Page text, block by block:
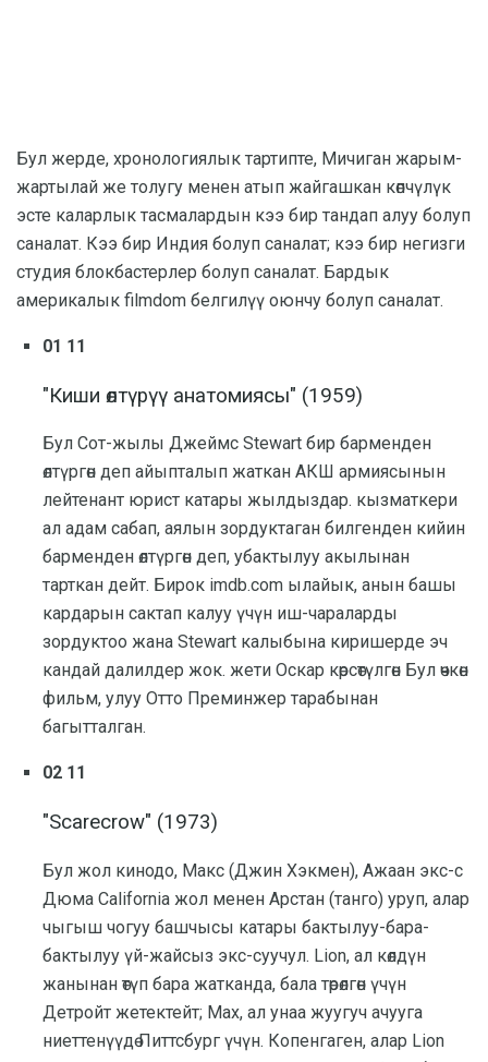
Бул жерде, хронологиялык тартипте, Мичиган жарым-
жартылай же толугу менен атып жайгашкан көпчүлүк
эсте каларлык тасмалардын кээ бир тандап алуу болуп
саналат. Кээ бир Индия болуп саналат; кээ бир негизги
студия блокбастерлер болуп саналат. Бардык
америкалык filmdom белгилүү оюнчу болуп саналат.
01 11
"Киши өлтүрүү анатомиясы" (1959)
Бул Сот-жылы Джеймс Stewart бир барменден
өлтүргөн деп айыпталып жаткан АКШ армиясынын
лейтенант юрист катары жылдыздар. кызматкери
ал адам сабап, аялын зордуктаган билгенден кийин
барменден өлтүргөн деп, убактылуу акылынан
тарткан дейт. Бирок imdb.com ылайык, анын башы
кардарын сактап калуу үчүн иш-чараларды
зордуктоо жана Stewart калыбына киришерде эч
кандай далилдер жок. жети Оскар көрсөтүлгөн Бул өчкөн
фильм, улуу Отто Преминжер тарабынан
багытталган.
02 11
"Scarecrow" (1973)
Бул жол кинодо, Макс (Джин Хэкмен), Ажаан экс-с
Дюма California жол менен Арстан (танго) уруп, алар
чыгыш чогуу башчысы катары бактылуу-бара-
бактылуу үй-жайсыз экс-суучул. Lion, ал көлдүн
жанынан өтүп бара жатканда, бала төрөлгөн үчүн
Детройт жетектейт; Max, ал унаа жуугуч ачууга
ниеттенүүдө Питтсбург үчүн. Копенгаген, алар Lion